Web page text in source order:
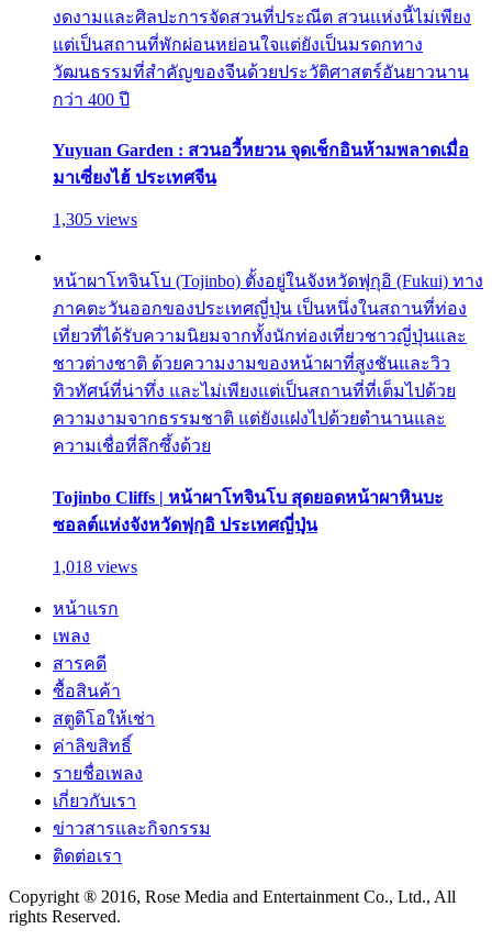
งดงามและศิลปะการจัดสวนที่ประณีต สวนแห่งนี้ไม่เพียง
แต่เป็นสถานที่พักผ่อนหย่อนใจแต่ยังเป็นมรดกทาง
วัฒนธรรมที่สำคัญของจีนด้วยประวัติศาสตร์อันยาวนาน
กว่า 400 ปี
Yuyuan Garden : สวนอวี้หยวน จุดเช็กอินห้ามพลาดเมื่อ
มาเซี่ยงไฮ้ ประเทศจีน
1,305 views
หน้าผาโทจินโบ (Tojinbo) ตั้งอยู่ในจังหวัดฟุกุอิ (Fukui) ทาง
ภาคตะวันออกของประเทศญี่ปุ่น เป็นหนึ่งในสถานที่ท่อง
เที่ยวที่ได้รับความนิยมจากทั้งนักท่องเที่ยวชาวญี่ปุ่นและ
ชาวต่างชาติ ด้วยความงามของหน้าผาที่สูงชันและวิว
ทิวทัศน์ที่น่าทึ่ง และไม่เพียงแต่เป็นสถานที่ที่เต็มไปด้วย
ความงามจากธรรมชาติ แต่ยังแฝงไปด้วยตำนานและ
ความเชื่อที่ลึกซึ้งด้วย
Tojinbo Cliffs | หน้าผาโทจินโบ สุดยอดหน้าผาหินบะ
ซอลต์แห่งจังหวัดฟุกุอิ ประเทศญี่ปุ่น
1,018 views
หน้าแรก
เพลง
สารคดี
ซื้อสินค้า
สตูดิโอให้เช่า
ค่าลิขสิทธิ์
รายชื่อเพลง
เกี่ยวกับเรา
ข่าวสารและกิจกรรม
ติดต่อเรา
Copyright ® 2016, Rose Media and Entertainment Co., Ltd., All
rights Reserved.